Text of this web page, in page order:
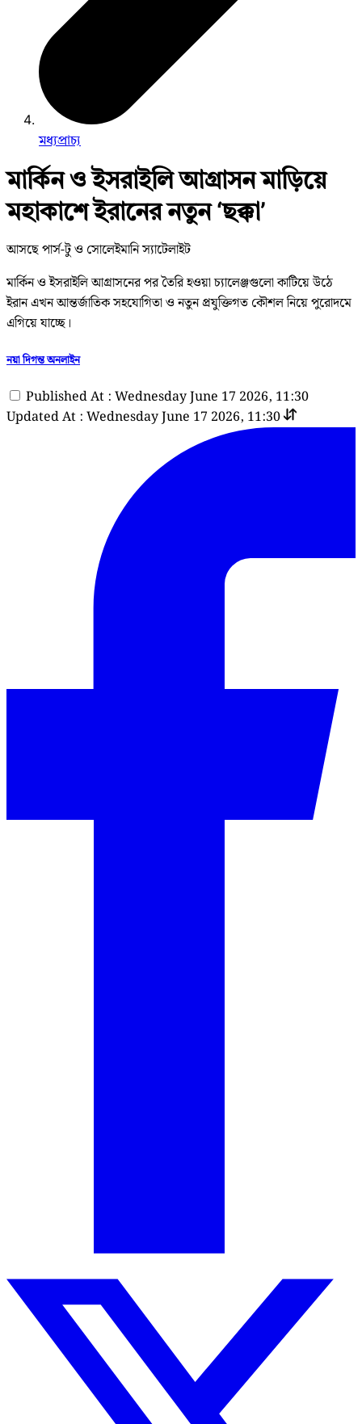
মধ্যপ্রাচ্য
মার্কিন ও ইসরাইলি আগ্রাসন মাড়িয়ে
মহাকাশে ইরানের নতুন ‘ছক্কা’
আসছে পার্স-টু ও সোলেইমানি স্যাটেলাইট
মার্কিন ও ইসরাইলি আগ্রাসনের পর তৈরি হওয়া চ্যালেঞ্জগুলো কাটিয়ে উঠে
ইরান এখন আন্তর্জাতিক সহযোগিতা ও নতুন প্রযুক্তিগত কৌশল নিয়ে পুরোদমে
এগিয়ে যাচ্ছে।
নয়া দিগন্ত অনলাইন
Published At : Wednesday June 17 2026, 11:30
Updated At : Wednesday June 17 2026, 11:30